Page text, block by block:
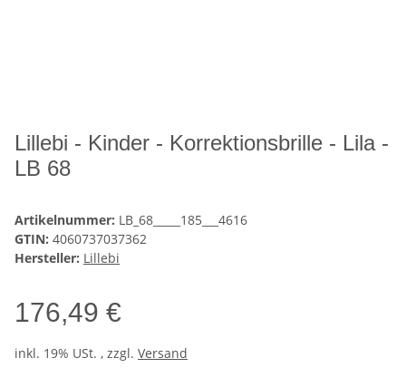
Lillebi - Kinder - Korrektionsbrille - Lila -
LB 68
Artikelnummer: LB_68_____185___4616
GTIN: 4060737037362
Hersteller: Lillebi
176,49 €
inkl. 19% USt. , zzgl. Versand